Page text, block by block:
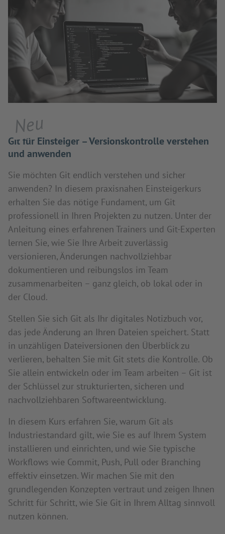
Neu
Git für Einsteiger – Versionskontrolle verstehen
und anwenden
Sie möchten Git endlich verstehen und sicher
anwenden? In diesem praxisnahen Einsteigerkurs
erhalten Sie das nötige Fundament, um Git
professionell in Ihren Projekten zu nutzen. Unter der
Anleitung eines erfahrenen Trainers und Git-Experten
lernen Sie, wie Sie Ihre Arbeit zuverlässig
versionieren, Änderungen nachvollziehbar
dokumentieren und reibungslos im Team
zusammenarbeiten – ganz gleich, ob lokal oder in
der Cloud.
Stellen Sie sich Git als Ihr digitales Notizbuch vor,
das jede Änderung an Ihren Dateien speichert. Statt
in unzähligen Dateiversionen den Überblick zu
verlieren, behalten Sie mit Git stets die Kontrolle. Ob
Sie allein entwickeln oder im Team arbeiten – Git ist
der Schlüssel zur strukturierten, sicheren und
nachvollziehbaren Softwareentwicklung.
In diesem Kurs erfahren Sie, warum Git als
Industriestandard gilt, wie Sie es auf Ihrem System
installieren und einrichten, und wie Sie typische
Workflows wie Commit, Push, Pull oder Branching
effektiv einsetzen. Wir machen Sie mit den
grundlegenden Konzepten vertraut und zeigen Ihnen
Schritt für Schritt, wie Sie Git in Ihrem Alltag sinnvoll
nutzen können.